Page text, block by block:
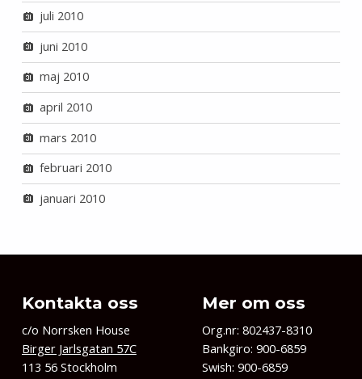
juli 2010
juni 2010
maj 2010
april 2010
mars 2010
februari 2010
januari 2010
Kontakta oss
c/o Norrsken House
Birger Jarlsgatan 57C
113 56 Stockholm
Mer om oss
Org.nr: 802437-8310
Bankgiro: 900-6859
Swish: 900-6859